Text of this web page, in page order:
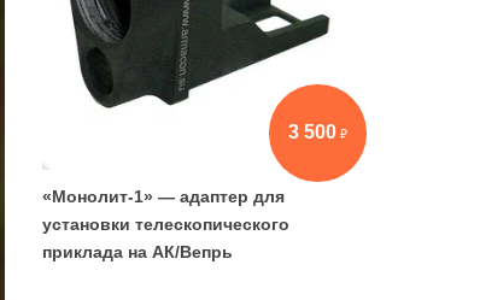
3 500
«Монолит-1» — адаптер для
установки телескопического
приклада на АК/Вепрь